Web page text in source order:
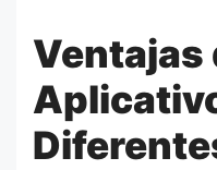
Ventajas